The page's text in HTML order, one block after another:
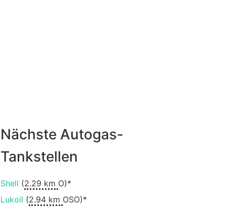
Nächste Autogas-
Tankstellen
Shell (2.29 km O)*
Lukoil (2.94 km OSO)*